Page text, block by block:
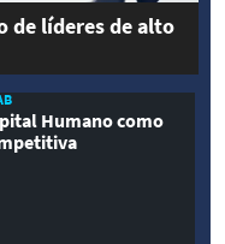
de líderes de alto
Humano como